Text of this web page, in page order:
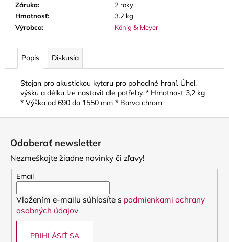
Záruka:
2 roky
Hmotnosť:
3.2 kg
Výrobca: König & Meyer
Popis Diskusia
Stojan pro akustickou kytaru pro pohodlné hraní. Úhel,
výšku a délku lze nastavit dle potřeby. * Hmotnost 3,2 kg
* Výška od 690 do 1550 mm * Barva chrom
THOMANN
FLOW-
Odoberať newsletter
Nezmeškajte žiadne novinky či zľavy!
Email
Vložením e-mailu súhlasíte s podmienkami ochrany
osobných údajov
PRIHLÁSIŤ SA